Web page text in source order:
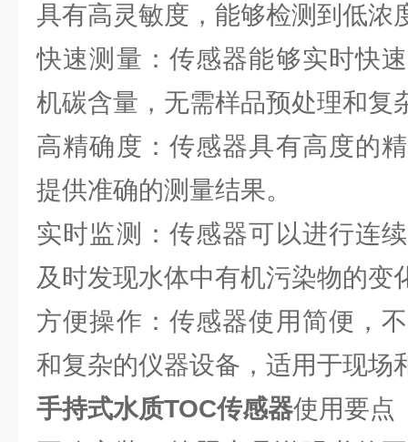
具有高灵敏度，能够检测到低浓
快速测量：传感器能够实时快
机碳含量，无需样品预处理和复
高精确度：传感器具有高度的
提供准确的测量结果。
实时监测：传感器可以进行连
及时发现水体中有机污染物的变
方便操作：传感器使用简便，
和复杂的仪器设备，适用于现场
手持式水质TOC传感器使用要点